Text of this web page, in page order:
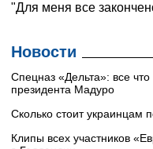
Новости
Cпецназ «Дельта»: все
президента Мадуро
Сколько стоит украинцам
Клипы всех участников